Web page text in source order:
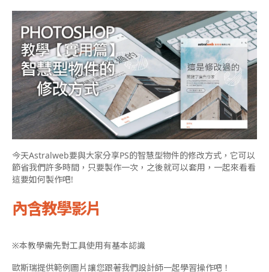
今天Astralweb要與大家分享PS的智慧型物件的修改方式，它可以
節省我們許多時間，只要製作一次，之後就可以套用，一起來看看
這要如何製作吧!
內含教學影片
※本教學需先對工具使用有基本認識
歐斯瑞提供範例圖片讓您跟著我們設計師一起學習操作吧！